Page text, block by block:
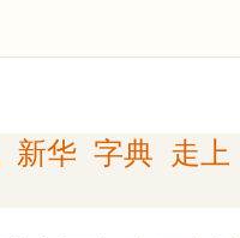
新华 字典 走上